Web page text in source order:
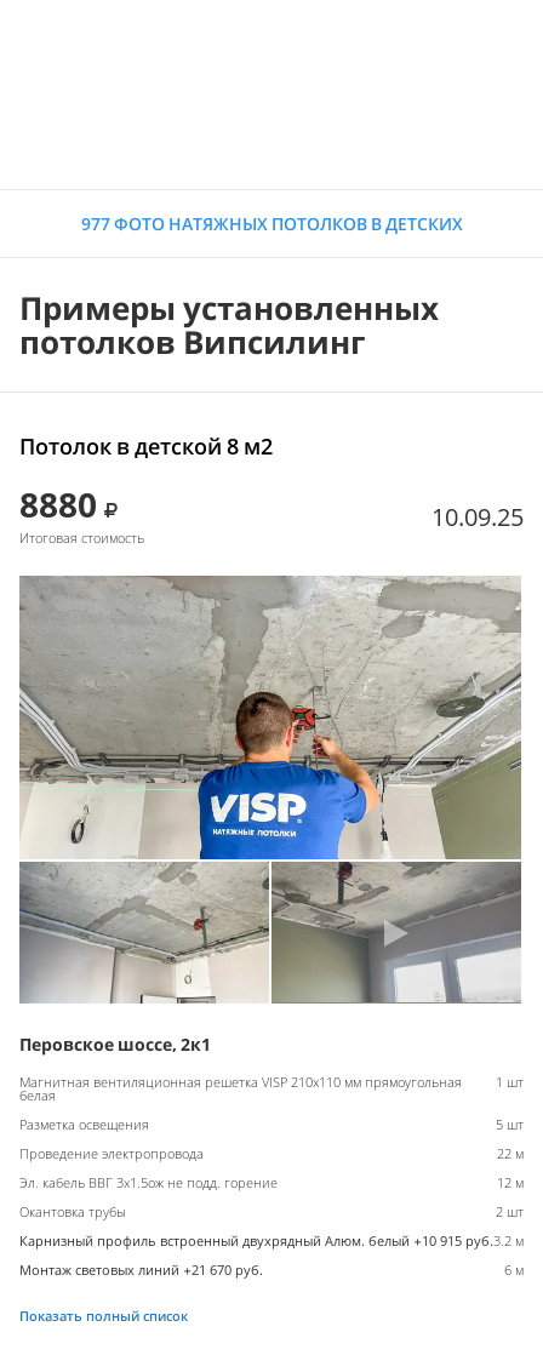
977 ФОТО НАТЯЖНЫХ ПОТОЛКОВ В ДЕТСКИХ
Примеры установленных
потолков Випсилинг
Потолок в детской 8 м2
8880
Итоговая стоимость
10.09.25
Перовское шоссе, 2к1
Магнитная вентиляционная решетка VISP 210x110 мм прямоугольная
белая
1 шт
Разметка освещения
5 шт
Проведение электропровода
22 м
Эл. кабель ВВГ 3х1.5ож не подд. горение
12 м
Окантовка трубы
2 шт
Карнизный профиль встроенный двухрядный Алюм. белый +10 915 руб.3.2 м
Монтаж световых линий +21 670 руб.
6 м
Показать полный список